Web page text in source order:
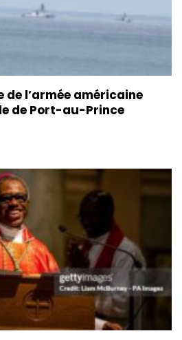
de l’armée américaine
de Port-au-Prince